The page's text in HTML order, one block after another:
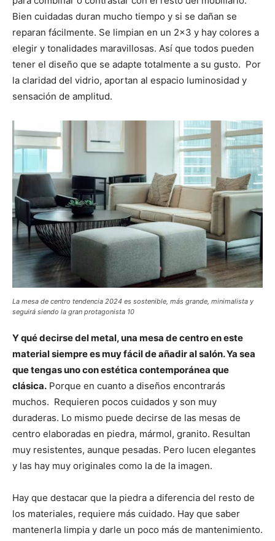
Bien cuidadas duran mucho tiempo y si se dañan se
reparan fácilmente. Se limpian en un 2×3 y hay colores a
elegir y tonalidades maravillosas. Así que todos pueden
tener el diseño que se adapte totalmente a su gusto. Por
la claridad del vidrio, aportan al espacio luminosidad y
sensación de amplitud.
La mesa de centro tendencia 2024 es sostenible, más grande, minimalista y
seguirá siendo la gran protagonista 10
Y qué decirse del metal, una mesa de centro en este
material siempre es muy fácil de añadir al salón. Ya sea
que tengas uno con estética contemporánea que
clásica. Porque en cuanto a diseños encontrarás
muchos. Requieren pocos cuidados y son muy
duraderas. Lo mismo puede decirse de las mesas de
centro elaboradas en piedra, mármol, granito. Resultan
muy resistentes, aunque pesadas. Pero lucen elegantes
y las hay muy originales como la de la imagen.
Hay que destacar que la piedra a diferencia del resto de
los materiales, requiere más cuidado. Hay que saber
mantenerla limpia y darle un poco más de mantenimiento.